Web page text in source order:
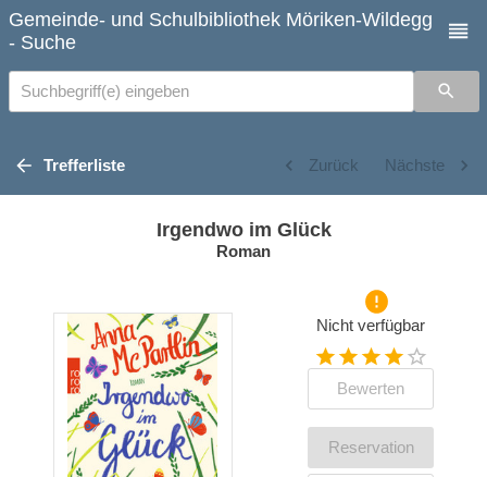
Gemeinde- und Schulbibliothek Möriken-Wildegg
- Suche
Suchbegriff(e) eingeben
Trefferliste Zurück Nächste
Irgendwo im Glück
Roman
Nicht verfügbar
Bewerten
Reservation